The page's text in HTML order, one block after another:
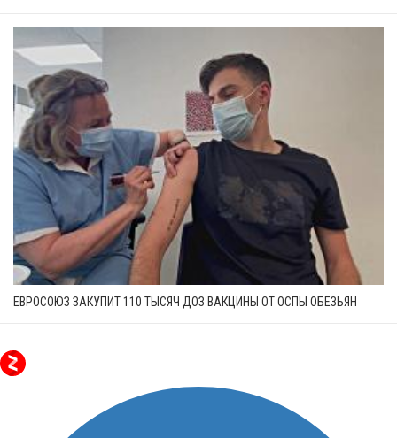
ЕВРОСОЮЗ ЗАКУПИТ 110 ТЫСЯЧ ДОЗ ВАКЦИНЫ ОТ ОСПЫ ОБЕЗЬЯН